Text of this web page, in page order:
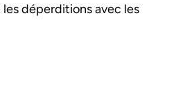
les déperditions avec les